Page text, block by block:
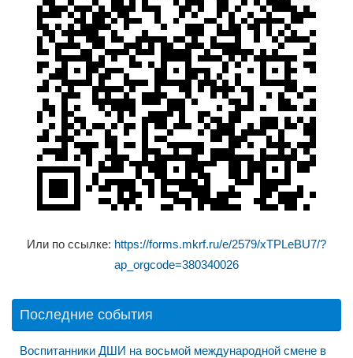
Или по ссылке: https://forms.mkrf.ru/e/2579/xTPLeBU7/?
ap_orgcode=380340026
Последние события
Воспитанники ДШИ на восьмой международной смене в